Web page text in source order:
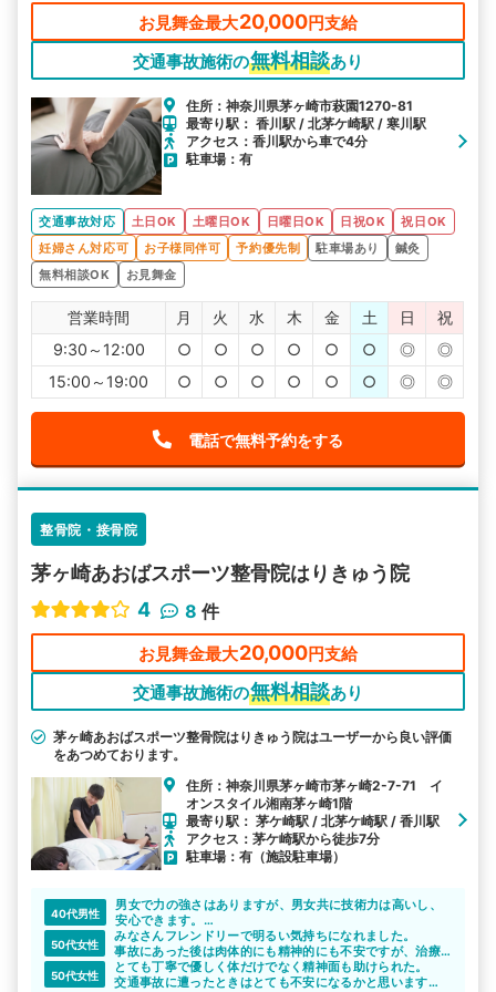
お見舞金最大20,000円支給
交通事故施術の無料相談あり
住所：神奈川県茅ヶ崎市萩園1270-81
最寄り駅： 香川駅 / 北茅ケ崎駅 / 寒川駅
アクセス：香川駅から車で4分
駐車場：有
交通事故対応 土日OK 土曜日OK 日曜日OK 日祝OK
祝日OK
妊婦さん対応可
お子様同伴可 予約優先制 駐車場あり
鍼灸
無料相談OK
お見舞金
営業時間 月 火 水 木 金 土 日
祝
9:30～12:00
○ ○ ○ ○ ○ ○ ◎
◎
15:00～19:00
○ ○ ○ ○ ○ ○ ◎ ◎
電話で無料予約をする
整骨院・接骨院
茅ヶ崎あおばスポーツ整骨院はりきゅう院
4
8 件
お見舞金最大20,000円支給
交通事故施術の無料相談あり
茅ヶ崎あおばスポーツ整骨院はりきゅう院はユーザーから良い評価
をあつめております。
住所：神奈川県茅ヶ崎市茅ヶ崎2-7-71 イ
オンスタイル湘南茅ヶ崎1階
最寄り駅： 茅ケ崎駅 / 北茅ケ崎駅 / 香川駅
アクセス：茅ケ崎駅から徒歩7分
駐車場：有（施設駐車場）
40代男性
男女で力の強さはありますが、男女共に技術力は高いし、
安心できます。
通わせてもらっていて、人に勧めたい整骨院だと思いまし
た！
50代女性
みなさんフレンドリーで明るい気持ちになれました。
事故にあった後は肉体的にも精神的にも不安ですが、治療
に専念して体調が戻ると元気になります。
50代女性
とても丁寧で優しく体だけでなく精神面も助けられた。
交通事故に遭ったときはとても不安になるかと思います